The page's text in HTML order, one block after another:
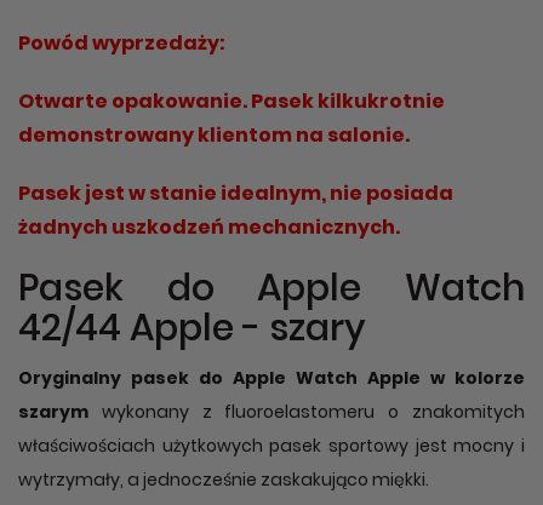
Powód wyprzedaży:
Otwarte opakowanie. Pasek kilkukrotnie
demonstrowany klientom na salonie.
Pasek jest w stanie idealnym, nie posiada
żadnych uszkodzeń mechanicznych.
Pasek do Apple Watch
42/44 Apple - szary
Oryginalny pasek do Apple Watch Apple w kolorze
szarym wykonany z fluoroelastomeru o znakomitych
właściwościach użytkowych pasek sportowy jest mocny i
wytrzymały, a jednocześnie zaskakująco miękki.